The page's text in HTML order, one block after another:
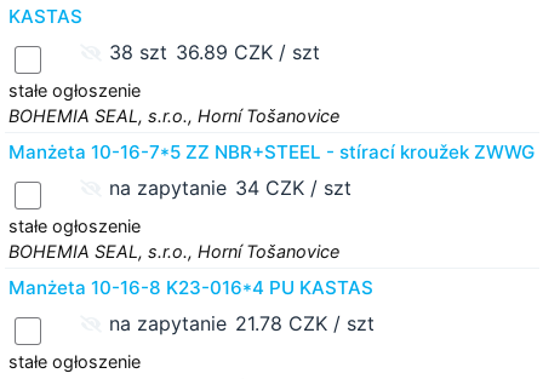
KASTAS
38 szt 36.89 CZK / szt
stałe ogłoszenie
BOHEMIA SEAL, s.r.o., Horní Tošanovice
Manżeta 10-16-7*5 ZZ NBR+STEEL - stírací kroužek ZWWG
na zapytanie 34 CZK / szt
stałe ogłoszenie
BOHEMIA SEAL, s.r.o., Horní Tošanovice
Manżeta 10-16-8 K23-016*4 PU KASTAS
na zapytanie 21.78 CZK / szt
stałe ogłoszenie